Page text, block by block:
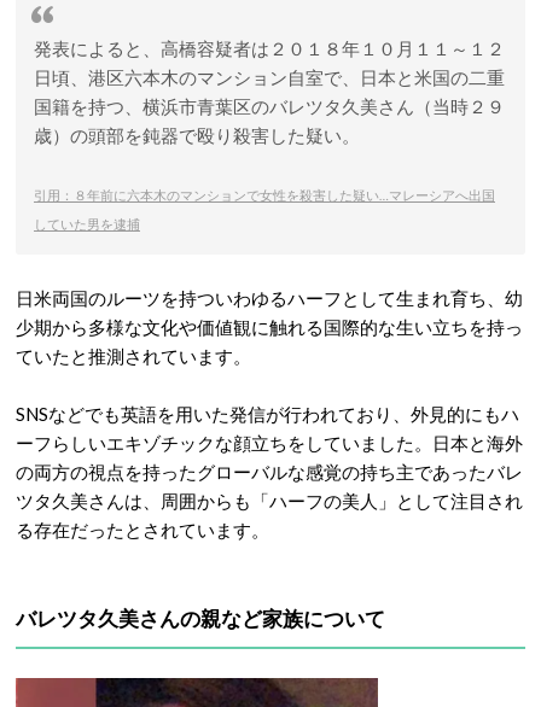
発表によると、高橋容疑者は２０１８年１０月１１～１２
日頃、港区六本木のマンション自室で、日本と米国の二重
国籍を持つ、横浜市青葉区のバレツタ久美さん（当時２９
歳）の頭部を鈍器で殴り殺害した疑い。
引用：８年前に六本木のマンションで女性を殺害した疑い…マレーシアへ出国
していた男を逮捕
日米両国のルーツを持ついわゆるハーフとして生まれ育ち、幼
少期から多様な文化や価値観に触れる国際的な生い立ちを持っ
ていたと推測されています。
SNSなどでも英語を用いた発信が行われており、外見的にもハ
ーフらしいエキゾチックな顔立ちをしていました 。日本と海外
の両方の視点を持ったグローバルな感覚の持ち主であったバレ
ツタ久美さんは、周囲からも「ハーフの美人」として注目され
る存在だったとされています。
バレツタ久美さんの親など家族について